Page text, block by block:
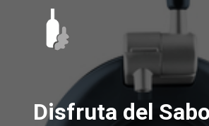
contenido
Disfruta del